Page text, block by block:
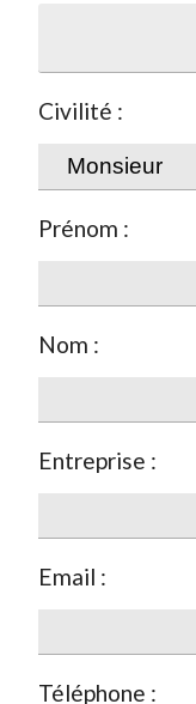
Civilité :
Prénom :
Nom :
Entreprise :
Email :
Téléphone :